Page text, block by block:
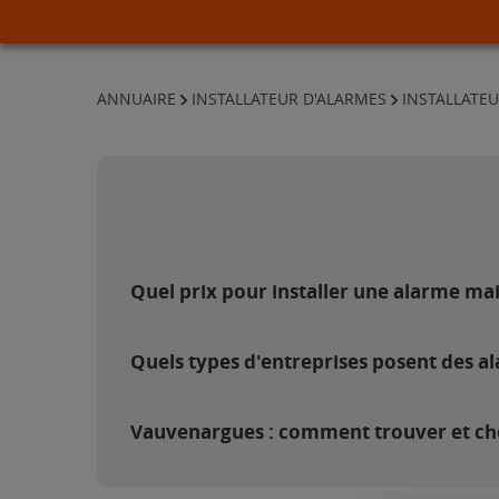
ANNUAIRE INSTALLATEUR D'ALARMES
Quel prix pour installer une alarme
Quels types d'entreprises posent des
Vauvenargues : comment trouver et